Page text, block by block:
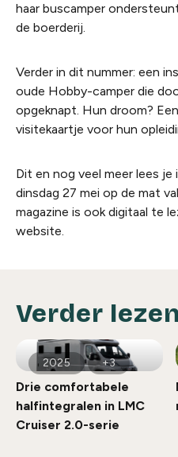
haar buscamper
de boerderij.
Verder in dit nummer: een
oude Hobby-camper die
opgeknapt. Hun droom?
visitekaartje voor hun
Dit en nog veel meer lees je
dinsdag 27 mei op de mat
magazine is ook digitaal te
website.
Verder lezen
2025 +3
Drie comfortabele
halfintegralen in LMC
Cruiser 2.0-serie